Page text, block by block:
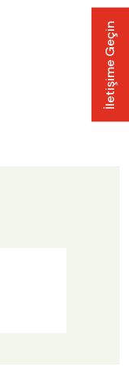
İletişime Geçin